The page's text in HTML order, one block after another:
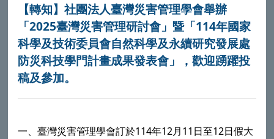
【轉知】社團法人臺灣災害管理學會舉辦
「2025臺灣災害管理研討會」暨「114年國家
科學及技術委員會自然科學及永續研究發展處
防災科技學門計畫成果發表會」，歡迎踴躍投
稿及參加。
一、臺灣災害管理學會訂於114年12月11日至12日假大